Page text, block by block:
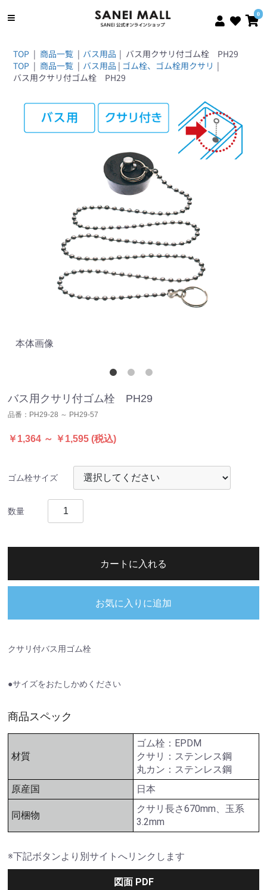
0
TOP | 商品一覧 | バス用品 | バス用クサリ付ゴム栓 PH29
TOP | 商品一覧 | バス用品 | ゴム栓、ゴム栓用クサリ |
バス用クサリ付ゴム栓 PH29
本体画像
バス用クサリ付ゴム栓 PH29
品番： PH29-28 ～ PH29-57
￥1,364 ～ ￥1,595 (税込)
ゴム栓サイズ
数量
カートに入れる
お気に入りに追加
クサリ付バス用ゴム栓
●サイズをおたしかめください
商品スペック
材質
ゴム栓：EPDM
クサリ：ステンレス鋼
丸カン：ステンレス鋼
原産国
日本
同梱物
クサリ長さ670mm、玉系
3.2mm
※下記ボタンより別サイトへリンクします
図面 PDF